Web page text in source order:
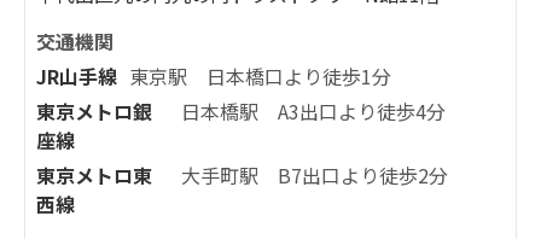
交通機関
JR山手線 東京駅 日本橋口より徒歩1分
東京メトロ銀
座線
日本橋駅 A3出口より徒歩4分
東京メトロ東
西線
大手町駅 B7出口より徒歩2分